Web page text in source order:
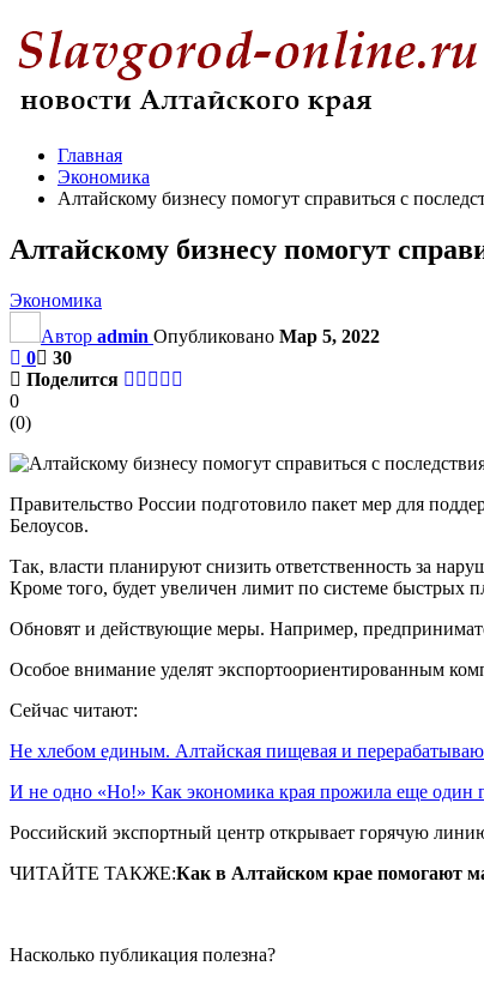
Главная
Экономика
Алтайскому бизнесу помогут справиться с
Алтайскому бизнесу помогут
Экономика
Автор admin Опубликовано Мар 5, 2022
0
30
Поделится
0
(0)
Правительство России подготовило пакет мер для
Белоусов.
Так, власти планируют снизить ответственность за
Кроме того, будет увеличен лимит по системе быстрых
Обновят и действующие меры. Например,
Особое внимание уделят экспортоориентированным
Сейчас читают:
Не хлебом единым. Алтайская пищевая и
И не одно «Но!» Как экономика края прожила еще один
Российский экспортный центр открывает горячую
ЧИТАЙТЕ ТАКЖЕ:Как в Алтайском крае помогают
Насколько публикация полезна?